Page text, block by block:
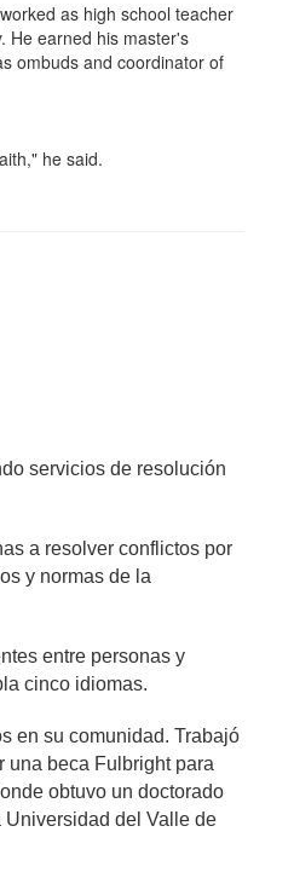
as high school teacher
He earned his master's
ombuds and coordinator of
he said.
servicios de resolución
a resolver conflictos por
entre personas y
cinco idiomas.
en su comunidad. Trabajó
una beca Fulbright para
obtuvo un doctorado
del Valle de